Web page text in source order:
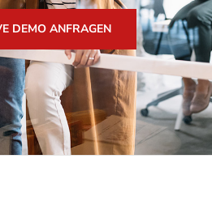
DEMO ANFRAGEN